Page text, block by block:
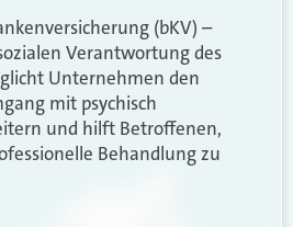
(bKV) –
Verantwortung des
Unternehmen den
mit psychisch
und hilft Betroffenen,
Behandlung zu